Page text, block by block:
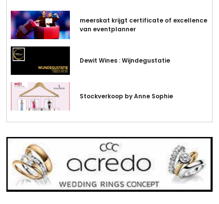
meerskat krijgt certificate of excellence
van eventplanner
Dewit Wines : Wijndegustatie
Stockverkoop by Anne Sophie